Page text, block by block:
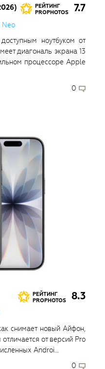
РЕЙТИНГ
PROPHOTOS
7.7
Neo
ноутбуком от
диагональ экрана 13
процессоре Apple
0
РЕЙТИНГ
PROPHOTOS
8.3
снимает новый Айфон,
от версий Pro
Androi...
0